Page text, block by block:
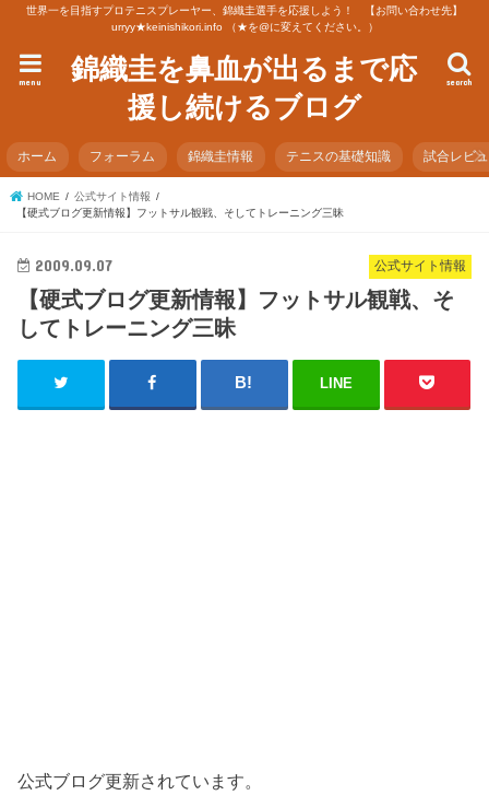
世界一を目指すプロテニスプレーヤー、錦織圭選手を応援しよう！ 【お問い合わせ先】
urryy★keinishikori.info （★を@に変えてください。）
錦織圭を鼻血が出るまで応
援し続けるブログ
search
menu
ホーム フォーラム 錦織圭情報 テニスの基礎知識 試合レビ
HOME
公式サイト情報
【硬式ブログ更新情報】フットサル観戦、そしてトレーニング三昧
公式サイト情報
2009.09.07
【硬式ブログ更新情報】フットサル観戦、そ
してトレーニング三昧
LINE
公式ブログ更新されています。